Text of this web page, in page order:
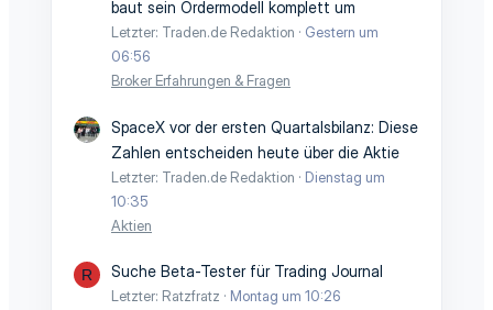
baut sein Ordermodell komplett um
Letzter: Traden.de Redaktion
Gestern um
06:56
Broker Erfahrungen & Fragen
SpaceX vor der ersten Quartalsbilanz: Diese
Zahlen entscheiden heute über die Aktie
Letzter: Traden.de Redaktion
Dienstag um
10:35
Aktien
R Suche Beta-Tester für Trading Journal
Letzter: Ratzfratz
Montag um 10:26